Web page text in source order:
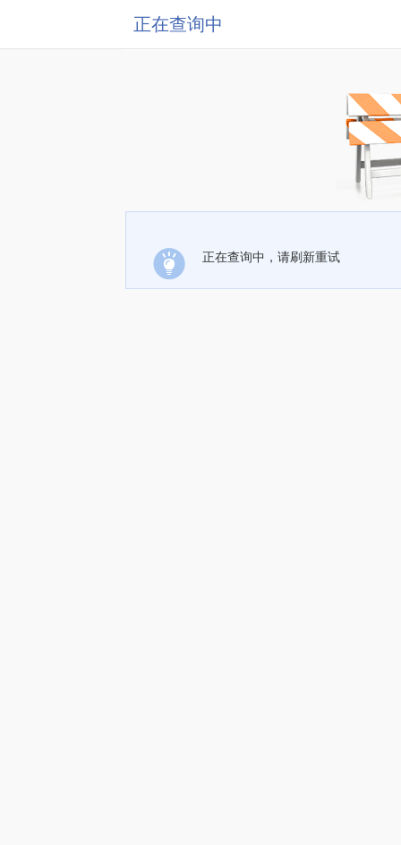
正在查询中
正在查询中，请刷新重试